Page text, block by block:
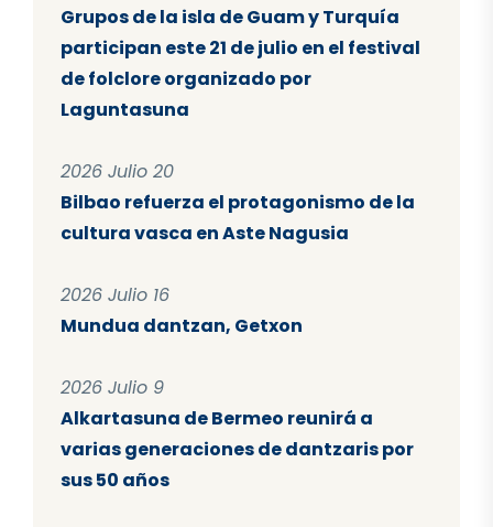
Grupos de la isla de Guam y Turquía
participan este 21 de julio en el festival
de folclore organizado por
Laguntasuna
2026 Julio 20
Bilbao refuerza el protagonismo de la
cultura vasca en Aste Nagusia
2026 Julio 16
Mundua dantzan, Getxon
2026 Julio 9
Alkartasuna de Bermeo reunirá a
varias generaciones de dantzaris por
sus 50 años